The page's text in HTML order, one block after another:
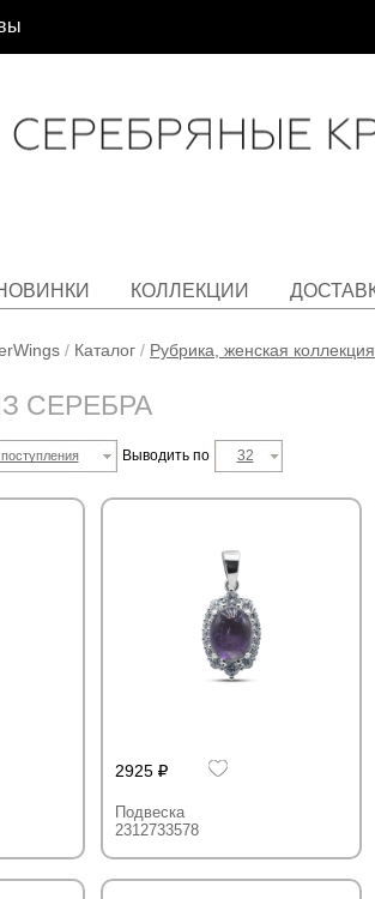
КОЛЛЕКЦИИ
/ Каталог / Рубрика, женская
СЕРЕБРА
Выводить по 32
2925
Подвеска
2312733578